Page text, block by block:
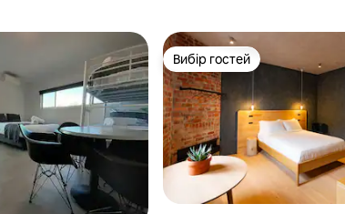
Вибір гостей
Вибір гостей